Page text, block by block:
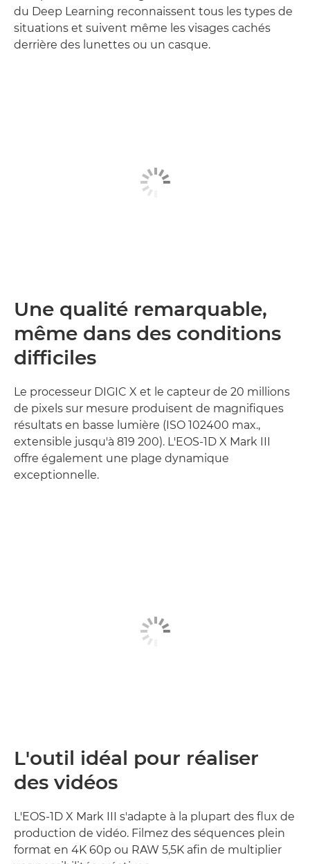
du Deep Learning reconnaissent tous les types de
situations et suivent même les visages cachés
derrière des lunettes ou un casque.
Une qualité remarquable,
même dans des conditions
difficiles
Le processeur DIGIC X et le capteur de 20 millions
de pixels sur mesure produisent de magnifiques
résultats en basse lumière (ISO 102400 max.,
extensible jusqu'à 819 200). L'EOS-1D X Mark III
offre également une plage dynamique
exceptionnelle.
L'outil idéal pour réaliser
des vidéos
L'EOS-1D X Mark III s'adapte à la plupart des flux de
production de vidéo. Filmez des séquences plein
format en 4K 60p ou RAW 5,5K afin de multiplier